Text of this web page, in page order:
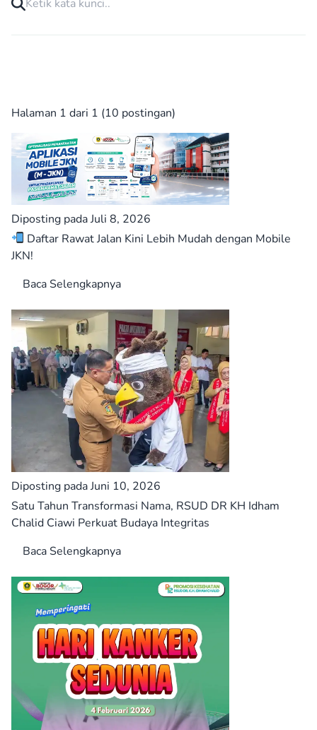
Halaman 1 dari 1 (10 postingan)
Diposting pada Juli 8, 2026
Daftar Rawat Jalan Kini Lebih Mudah dengan Mobile
JKN!
Baca Selengkapnya
Diposting pada Juni 10, 2026
Satu Tahun Transformasi Nama, RSUD DR KH Idham
Chalid Ciawi Perkuat Budaya Integritas
Baca Selengkapnya